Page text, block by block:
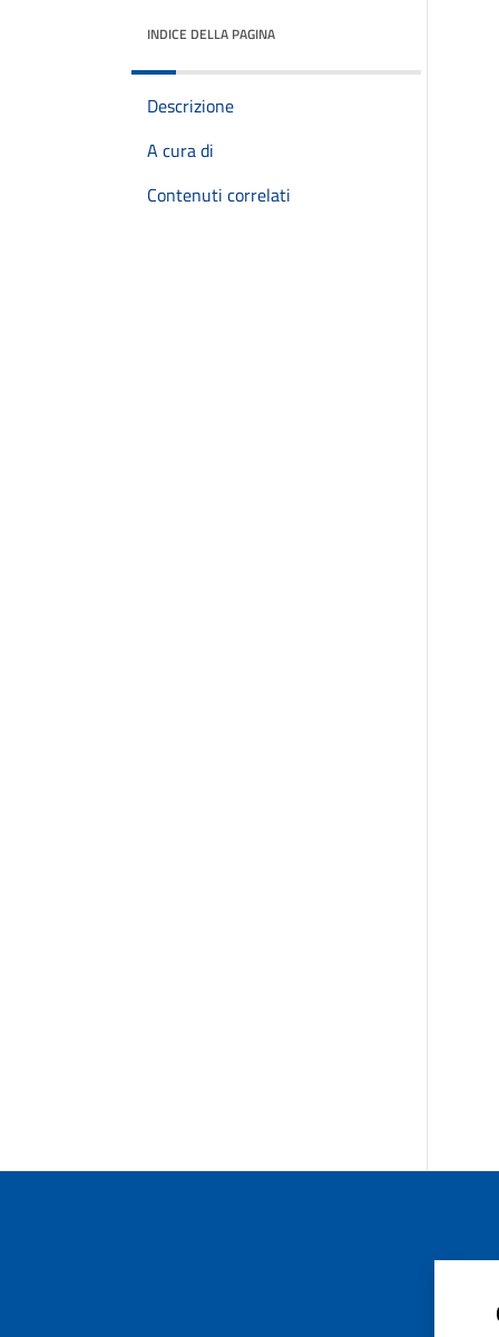
INDICE DELLA PAGINA
Descrizione
A cura di
Contenuti correlati